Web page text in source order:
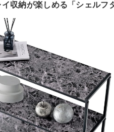
収納が楽しめる「シェルフ